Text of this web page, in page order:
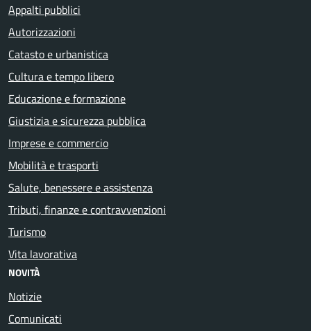
Appalti pubblici
Autorizzazioni
Catasto e urbanistica
Cultura e tempo libero
Educazione e formazione
Giustizia e sicurezza pubblica
Imprese e commercio
Mobilità e trasporti
Salute, benessere e assistenza
Tributi, finanze e contravvenzioni
Turismo
Vita lavorativa
NOVITÀ
Notizie
Comunicati